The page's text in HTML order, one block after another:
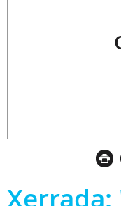
Xerrada: